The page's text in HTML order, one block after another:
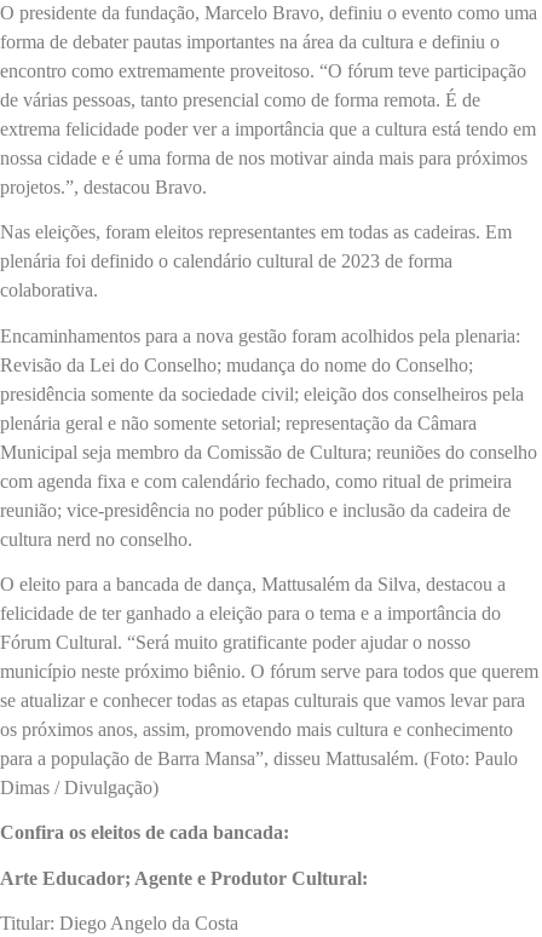
O presidente da fundação, Marcelo Bravo, definiu o evento como uma
forma de debater pautas importantes na área da cultura e definiu o
encontro como extremamente proveitoso. “O fórum teve participação
de várias pessoas, tanto presencial como de forma remota. É de
extrema felicidade poder ver a importância que a cultura está tendo em
nossa cidade e é uma forma de nos motivar ainda mais para próximos
projetos.”, destacou Bravo.
Nas eleições, foram eleitos representantes em todas as cadeiras. Em
plenária foi definido o calendário cultural de 2023 de forma
colaborativa.
Encaminhamentos para a nova gestão foram acolhidos pela plenaria:
Revisão da Lei do Conselho; mudança do nome do Conselho;
presidência somente da sociedade civil; eleição dos conselheiros pela
plenária geral e não somente setorial; representação da Câmara
Municipal seja membro da Comissão de Cultura; reuniões do conselho
com agenda fixa e com calendário fechado, como ritual de primeira
reunião; vice-presidência no poder público e inclusão da cadeira de
cultura nerd no conselho.
O eleito para a bancada de dança, Mattusalém da Silva, destacou a
felicidade de ter ganhado a eleição para o tema e a importância do
Fórum Cultural. “Será muito gratificante poder ajudar o nosso
município neste próximo biênio. O fórum serve para todos que querem
se atualizar e conhecer todas as etapas culturais que vamos levar para
os próximos anos, assim, promovendo mais cultura e conhecimento
para a população de Barra Mansa”, disseu Mattusalém. (Foto: Paulo
Dimas / Divulgação)
Confira os eleitos de cada bancada:
Arte Educador; Agente e Produtor Cultural:
Titular: Diego Angelo da Costa